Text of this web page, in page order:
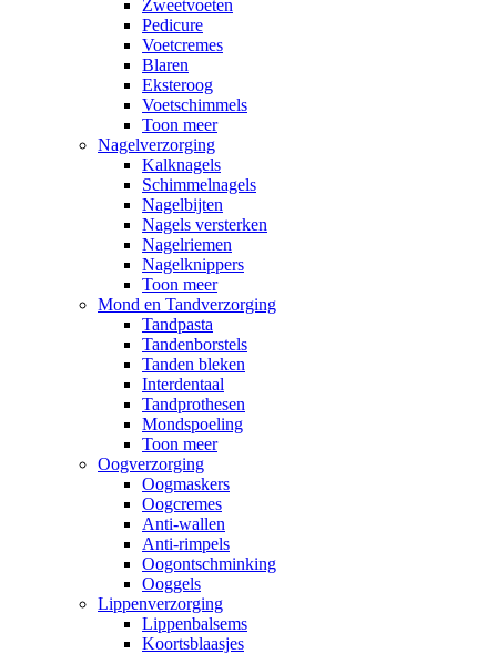
Zweetvoeten
Pedicure
Voetcremes
Blaren
Eksteroog
Voetschimmels
Toon meer
Nagelverzorging
Kalknagels
Schimmelnagels
Nagelbijten
Nagels versterken
Nagelriemen
Nagelknippers
Toon meer
Mond en Tandverzorging
Tandpasta
Tandenborstels
Tanden bleken
Interdentaal
Tandprothesen
Mondspoeling
Toon meer
Oogverzorging
Oogmaskers
Oogcremes
Anti-wallen
Anti-rimpels
Oogontschminking
Ooggels
Lippenverzorging
Lippenbalsems
Koortsblaasjes